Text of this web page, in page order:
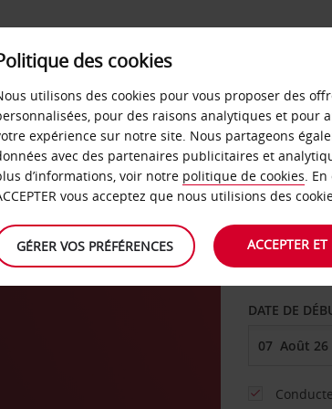
SERVICES &
LOCATION
AGENCE DE
DATE DE
des cookies
utilisons des cookies pour vous proposer des
pour des raisons analytiques et pour
expérience sur notre site. Nous partageons
avec des partenaires publicitaires et
d’informations, voir notre politique de cookies.
vous acceptez que nous utilisions des
GÉRER VOS PRÉFÉRENCES ACCEPTER